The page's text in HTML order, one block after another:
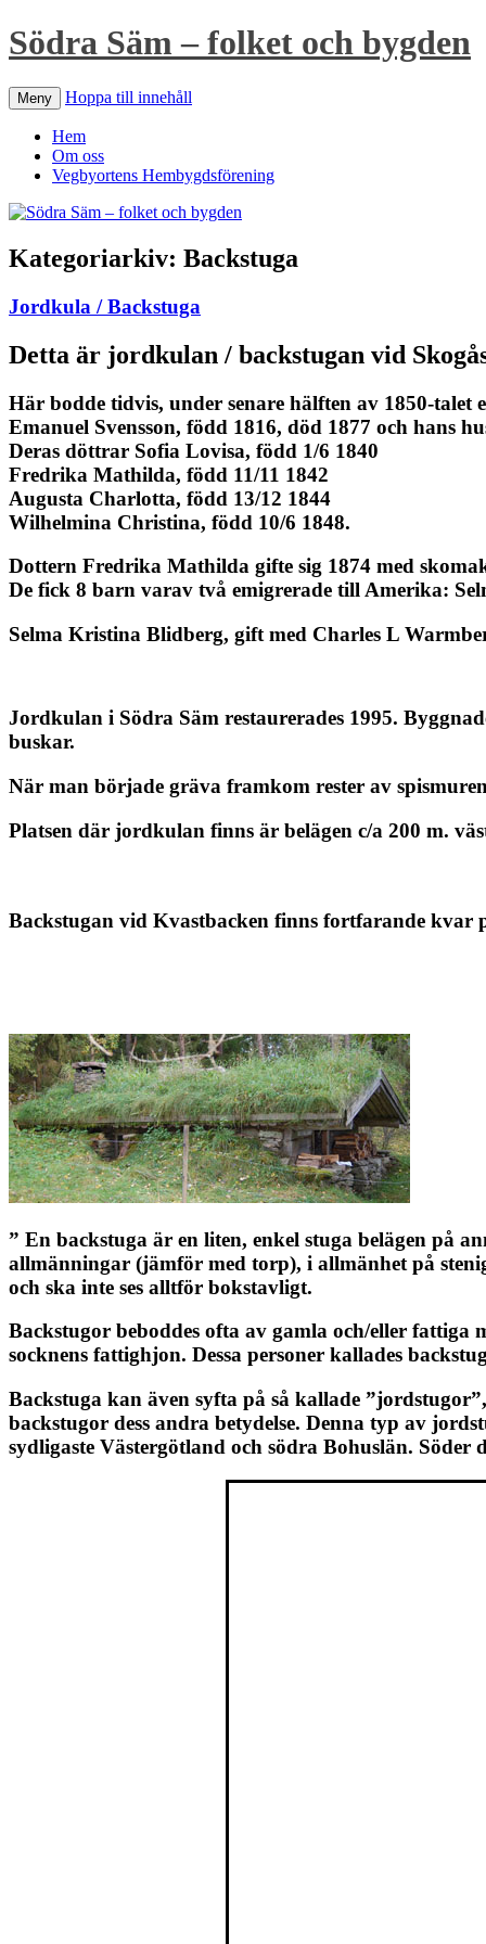
Södra Säm – folket och bygden
Meny Hoppa till innehåll
Hem
Om oss
Vegbyortens Hembygdsförening
Kategoriarkiv: Backstuga
Jordkula / Backstuga
Detta är jordkulan / backstugan vid
Här bodde tidvis, under senare hälften av 1850-talet
Emanuel Svensson, född 1816, död 1877 och hans
Deras döttrar Sofia Lovisa, född 1/6 1840
Fredrika Mathilda, född 11/11 1842
Augusta Charlotta, född 13/12 1844
Wilhelmina Christina, född 10/6 1848.
Dottern Fredrika Mathilda gifte sig 1874 med
De fick 8 barn varav två emigrerade till Amerika:
Selma Kristina Blidberg, gift med Charles L
Jordkulan i Södra Säm restaurerades 1995.
buskar.
När man började gräva framkom rester av
Platsen där jordkulan finns är belägen c/a 200 m.
Backstugan vid Kvastbacken finns fortfarande kvar
” En backstuga är en liten, enkel stuga belägen på
allmänningar (jämför med torp), i allmänhet på
och ska inte ses alltför bokstavligt.
Backstugor beboddes ofta av gamla och/eller
socknens fattighjon. Dessa personer kallades
Backstuga kan även syfta på så kallade
backstugor dess andra betydelse. Denna typ av
sydligaste Västergötland och södra Bohuslän. Söder